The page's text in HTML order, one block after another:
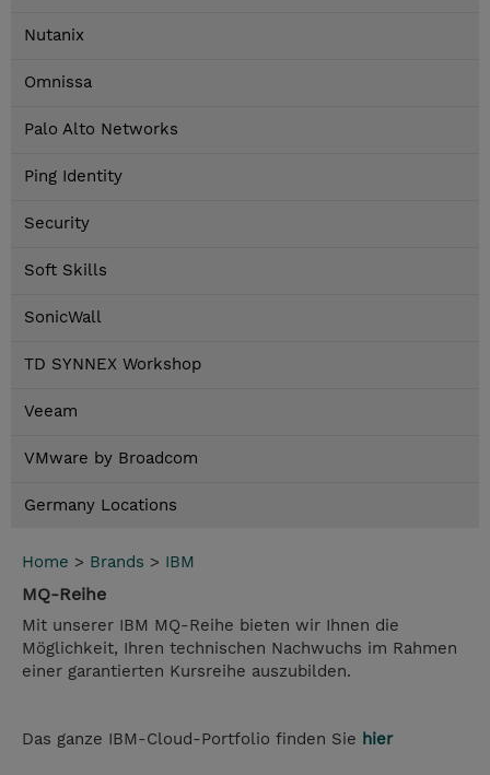
Nutanix
Omnissa
Palo Alto Networks
Ping Identity
Security
Soft Skills
SonicWall
TD SYNNEX Workshop
Veeam
VMware by Broadcom
Germany Locations
Home > Brands > IBM
MQ-Reihe
Mit unserer IBM MQ-Reihe bieten wir Ihnen die
Möglichkeit, Ihren technischen Nachwuchs im Rahmen
einer garantierten Kursreihe auszubilden.
Das ganze IBM-Cloud-Portfolio finden Sie hier